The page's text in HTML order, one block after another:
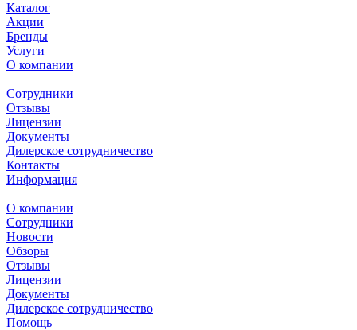
Каталог
Акции
Бренды
Услуги
О компании
Сотрудники
Отзывы
Лицензии
Документы
Дилерское сотрудничество
Контакты
Информация
О компании
Сотрудники
Новости
Обзоры
Отзывы
Лицензии
Документы
Дилерское сотрудничество
Помощь